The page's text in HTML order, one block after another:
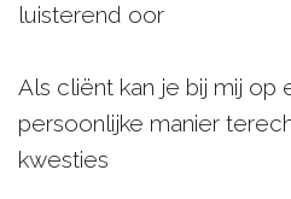
luisterend oor
Als cliënt kan je bij mij op
persoonlijke manier
kwesties